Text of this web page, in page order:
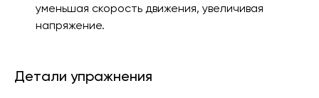
уменьшая скорость движения, увеличивая
напряжение.
Детали упражнения